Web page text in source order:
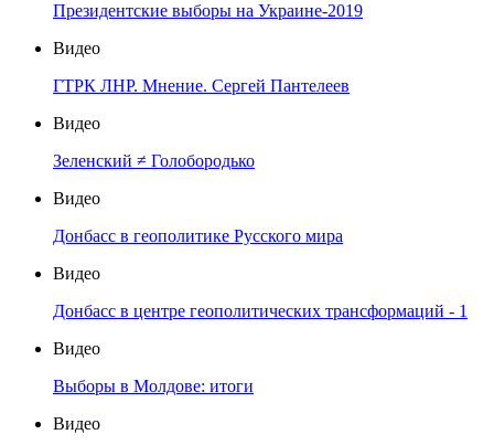
Президентские выборы на Украине-2019
Видео
ГТРК ЛНР. Мнение. Сергей Пантелеев
Видео
Зеленский ≠ Голобородько
Видео
Донбасс в геополитике Русского мира
Видео
Донбасс в центре геополитических трансформаций - 1
Видео
Выборы в Молдове: итоги
Видео